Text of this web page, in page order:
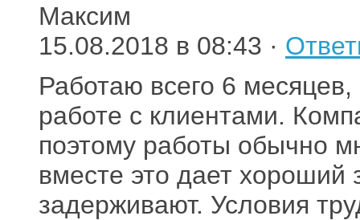
Максим
15.08.2018 в 08:43 ·
Работаю всего 6
работе с клиентами.
поэтому работы обычно
вместе это дает хороший
задерживают. Условия